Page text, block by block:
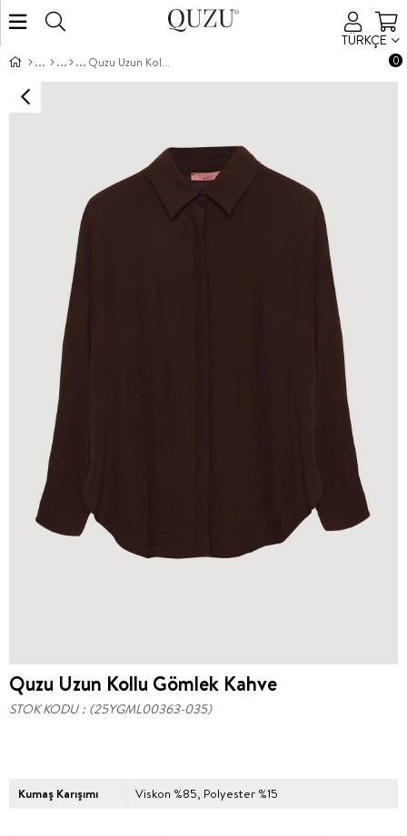
TÜRKÇE
0
Quzu Uzun Kollu Gömlek Kahve
Quzu Uzun Kollu Gömlek Kahve
STOK KODU (25YGML00363-035)
Kumaş Karışımı Viskon %85, Polyester %15